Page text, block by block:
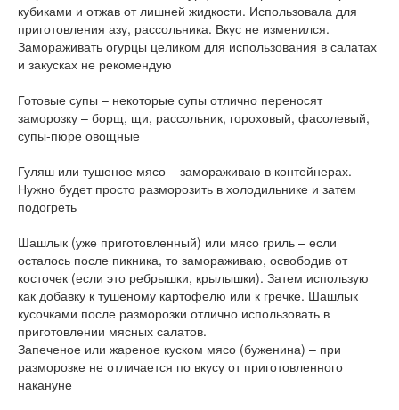
кубиками и отжав от лишней жидкости. Использовала для
приготовления азу, рассольника. Вкус не изменился.
Замораживать огурцы целиком для использования в салатах
и закусках не рекомендую
Готовые супы – некоторые супы отлично переносят
заморозку – борщ, щи, рассольник, гороховый, фасолевый,
супы-пюре овощные
Гуляш или тушеное мясо – замораживаю в контейнерах.
Нужно будет просто разморозить в холодильнике и затем
подогреть
Шашлык (уже приготовленный) или мясо гриль – если
осталось после пикника, то замораживаю, освободив от
косточек (если это ребрышки, крылышки). Затем использую
как добавку к тушеному картофелю или к гречке. Шашлык
кусочками после разморозки отлично использовать в
приготовлении мясных салатов.
Запеченое или жареное куском мясо (буженина) – при
разморозке не отличается по вкусу от приготовленного
накануне